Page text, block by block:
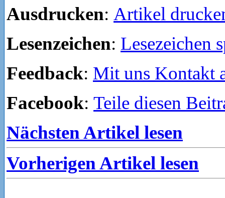
Ausdrucken: Artikel
Lesenzeichen: Lesezeichen
Feedback: Mit uns Kontakt
Facebook: Teile diesen
Nächsten Artikel lesen
Vorherigen Artikel lesen